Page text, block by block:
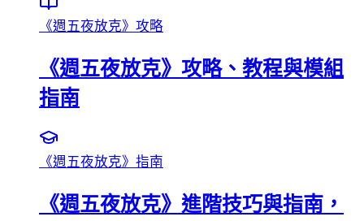
《週五夜放克》攻略
《週五夜放克》攻略、教程與模組
指南
《週五夜放克》指南
《週五夜放克》進階技巧與指南，